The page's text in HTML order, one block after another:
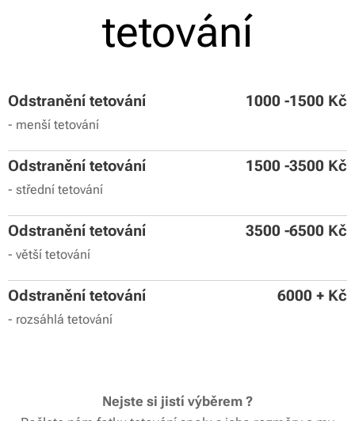
tetování
Odstranění tetování
- menší tetování
1000 -1500 Kč
Odstranění tetování
- střední tetování
1500 -3500 Kč
Odstranění tetování
- větší tetování
3500 -6500 Kč
Odstranění tetování
- rozsáhlá tetování
6000 + Kč
Nejste si jistí výběrem ?